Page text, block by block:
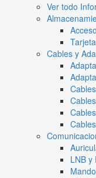
Ver todo
Cables y
LNB y